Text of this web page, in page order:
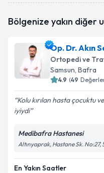
Bölgenize yakın diğer
Op. Dr. Akın
Ortopedi ve
Samsun, Bafra
4.9 (49
Kolu kırılan hasta çocuktu
iyiydi
Medibafra Hastanesi
Altınyaprak, Hastane Sk. No:27,
En Yakın Saatler